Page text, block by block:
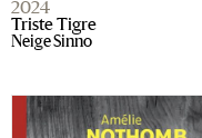
2024
Triste Tigre
Neige Sinno